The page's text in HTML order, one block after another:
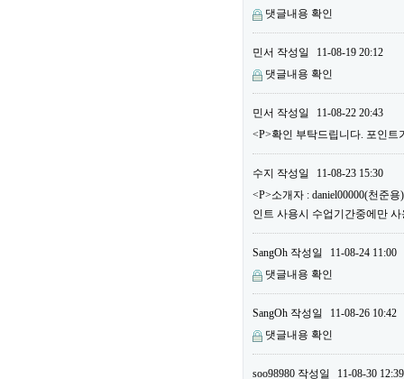
댓글내용 확인
민서 작성일
11-08-19 20:12
댓글내용 확인
민서 작성일
11-08-22 20:43
<P>확인 부탁드립니다. 포인트
수지 작성일
11-08-23 15:30
<P>소개자 : daniel00000(천준
인트 사용시 수업기간중에만
SangOh 작성일
11-08-24 11:00
댓글내용 확인
SangOh 작성일
11-08-26 10:42
댓글내용 확인
soo98980 작성일
11-08-30 12:39